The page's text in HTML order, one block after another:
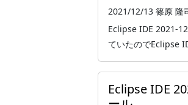
2021/12/13 篠原 隆
Eclipse IDE 2021-
ていたのでEclipse
Eclipse IDE